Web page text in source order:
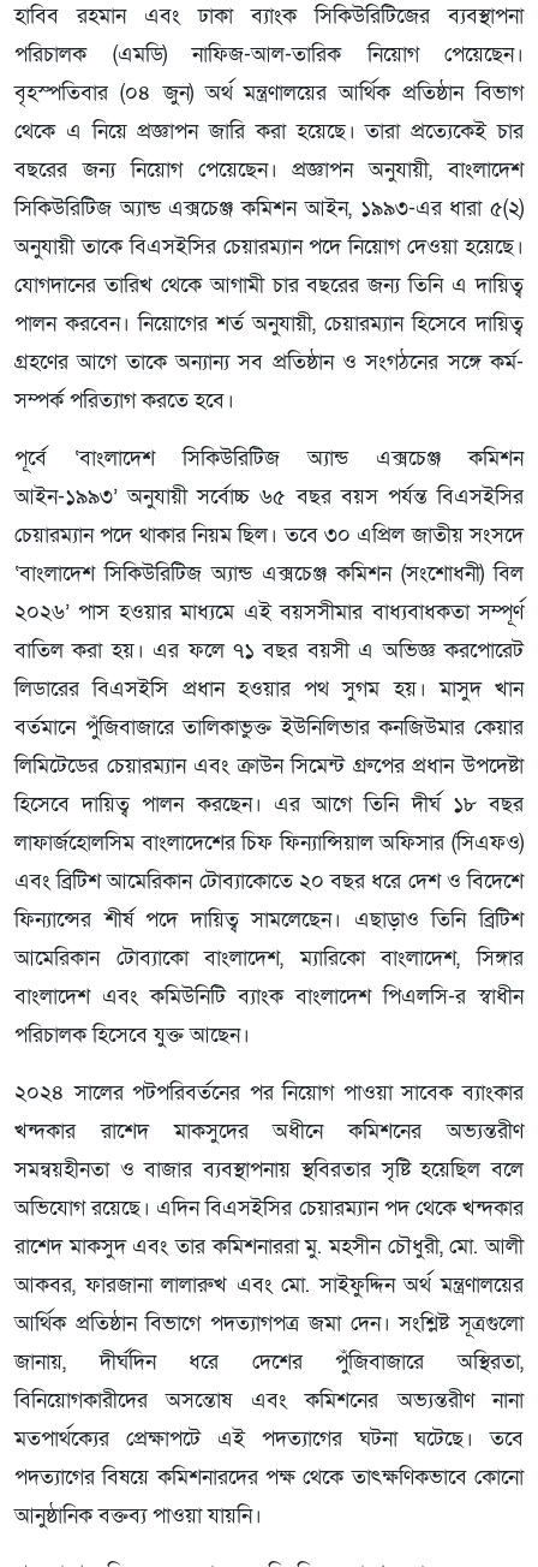
হাবিব রহমান এবং ঢাকা ব্যাংক সিকিউরিটিজের ব্যবস্থাপনা
পরিচালক (এমডি) নাফিজ-আল-তারিক নিয়োগ পেয়েছেন।
বৃহস্পতিবার (০৪ জুন) অর্থ মন্ত্রণালয়ের আর্থিক প্রতিষ্ঠান বিভাগ
থেকে এ নিয়ে প্রজ্ঞাপন জারি করা হয়েছে। তারা প্রত্যেকেই চার
বছরের জন্য নিয়োগ পেয়েছেন। প্রজ্ঞাপন অনুযায়ী, বাংলাদেশ
সিকিউরিটিজ অ্যান্ড এক্সচেঞ্জ কমিশন আইন, ১৯৯৩-এর ধারা ৫(২)
অনুযায়ী তাকে বিএসইসির চেয়ারম্যান পদে নিয়োগ দেওয়া হয়েছে।
যোগদানের তারিখ থেকে আগামী চার বছরের জন্য তিনি এ দায়িত্ব
পালন করবেন। নিয়োগের শর্ত অনুযায়ী, চেয়ারম্যান হিসেবে দায়িত্ব
গ্রহণের আগে তাকে অন্যান্য সব প্রতিষ্ঠান ও সংগঠনের সঙ্গে কর্ম-
সম্পর্ক পরিত্যাগ করতে হবে।
পূর্বে ‘বাংলাদেশ সিকিউরিটিজ অ্যান্ড এক্সচেঞ্জ কমিশন
আইন-১৯৯৩’ অনুযায়ী সর্বোচ্চ ৬৫ বছর বয়স পর্যন্ত বিএসইসির
চেয়ারম্যান পদে থাকার নিয়ম ছিল। তবে ৩০ এপ্রিল জাতীয় সংসদে
‘বাংলাদেশ সিকিউরিটিজ অ্যান্ড এক্সচেঞ্জ কমিশন (সংশোধনী) বিল
২০২৬’ পাস হওয়ার মাধ্যমে এই বয়সসীমার বাধ্যবাধকতা সম্পূর্ণ
বাতিল করা হয়। এর ফলে ৭১ বছর বয়সী এ অভিজ্ঞ করপোরেট
লিডারের বিএসইসি প্রধান হওয়ার পথ সুগম হয়। মাসুদ খান
বর্তমানে পুঁজিবাজারে তালিকাভুক্ত ইউনিলিভার কনজিউমার কেয়ার
লিমিটেডের চেয়ারম্যান এবং ক্রাউন সিমেন্ট গ্রুপের প্রধান উপদেষ্টা
হিসেবে দায়িত্ব পালন করছেন। এর আগে তিনি দীর্ঘ ১৮ বছর
লাফার্জহোলসিম বাংলাদেশের চিফ ফিন্যান্সিয়াল অফিসার (সিএফও)
এবং ব্রিটিশ আমেরিকান টোব্যাকোতে ২০ বছর ধরে দেশ ও বিদেশে
ফিন্যান্সের শীর্ষ পদে দায়িত্ব সামলেছেন। এছাড়াও তিনি ব্রিটিশ
আমেরিকান টোব্যাকো বাংলাদেশ, ম্যারিকো বাংলাদেশ, সিঙ্গার
বাংলাদেশ এবং কমিউনিটি ব্যাংক বাংলাদেশ পিএলসি-র স্বাধীন
পরিচালক হিসেবে যুক্ত আছেন।
২০২৪ সালের পটপরিবর্তনের পর নিয়োগ পাওয়া সাবেক ব্যাংকার
খন্দকার রাশেদ মাকসুদের অধীনে কমিশনের অভ্যন্তরীণ
সমন্বয়হীনতা ও বাজার ব্যবস্থাপনায় স্থবিরতার সৃষ্টি হয়েছিল বলে
অভিযোগ রয়েছে। এদিন বিএসইসির চেয়ারম্যান পদ থেকে খন্দকার
রাশেদ মাকসুদ এবং তার কমিশনাররা মু. মহসীন চৌধুরী, মো. আলী
আকবর, ফারজানা লালারুখ এবং মো. সাইফুদ্দিন অর্থ মন্ত্রণালয়ের
আর্থিক প্রতিষ্ঠান বিভাগে পদত্যাগপত্র জমা দেন। সংশ্লিষ্ট সূত্রগুলো
জানায়, দীর্ঘদিন ধরে দেশের পুঁজিবাজারে অস্থিরতা,
বিনিয়োগকারীদের অসন্তোষ এবং কমিশনের অভ্যন্তরীণ নানা
মতপার্থক্যের প্রেক্ষাপটে এই পদত্যাগের ঘটনা ঘটেছে। তবে
পদত্যাগের বিষয়ে কমিশনারদের পক্ষ থেকে তাৎক্ষণিকভাবে কোনো
আনুষ্ঠানিক বক্তব্য পাওয়া যায়নি।